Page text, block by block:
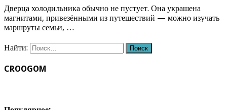
Дверца холодильника обычно не пустует. Она украшена
магнитами, привезёнными из путешествий — можно изучать
маршруты семьи, …
Найти:
CROOGOM